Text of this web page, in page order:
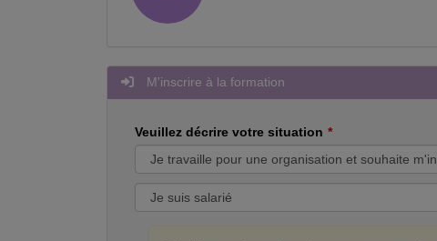
M'inscrire à la formation
Veuillez décrire votre situation